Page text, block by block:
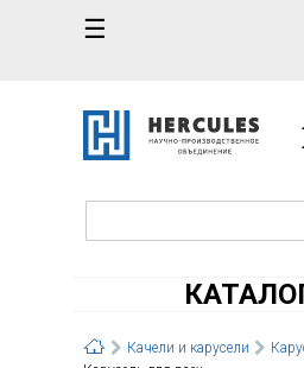
☰
Качели и карусели